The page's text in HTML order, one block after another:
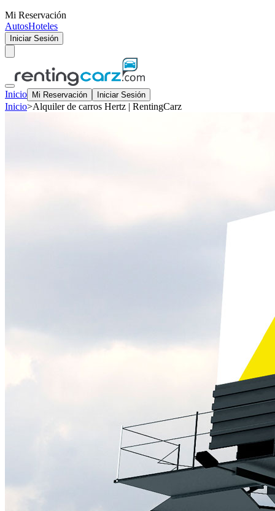
Mi Reservación
AutosHoteles
Iniciar Sesión
Inicio Mi Reservación Iniciar Sesión
Inicio>Alquiler de carros Hertz | RentingCarz